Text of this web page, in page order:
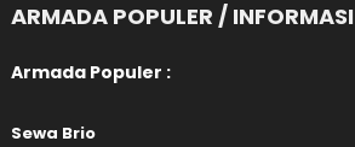
ARMADA POPULER / INFORMASI
Armada Populer :
Sewa Brio